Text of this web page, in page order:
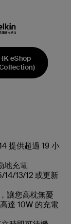
eShop
提供超過 19 小
地充電
14/13/12 或更新
讓您高枕無憂
達 10W 的充電